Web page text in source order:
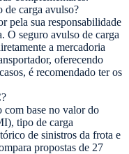
de carga avulso?
pela sua responsabilidade
O seguro avulso de carga
a mercadoria
oferecendo
é recomendado ter os
base no valor do
tipo de carga
de sinistros da frota e
propostas de 27